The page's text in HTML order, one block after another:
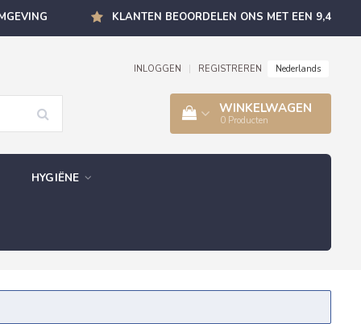
KLANTEN BEOORDELEN ONS MET EEN 9,4
INLOGGEN REGISTREREN Nederlands
WINKELWAGEN
0 Producten
HYGIËNE